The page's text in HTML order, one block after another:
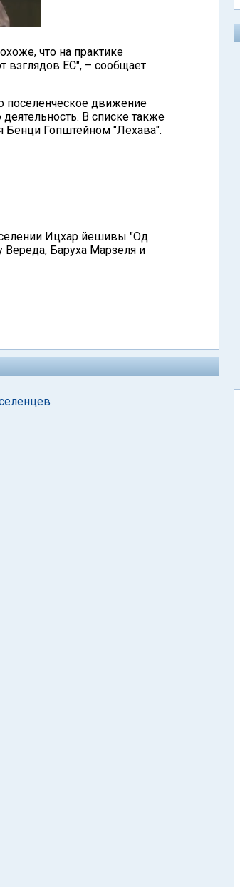
что на практике
взглядов ЕС", – сообщает
поселенческое движение
В списке также
Гопштейном "Лехава".
Ицхар йешивы "Од
Баруха Марзеля и